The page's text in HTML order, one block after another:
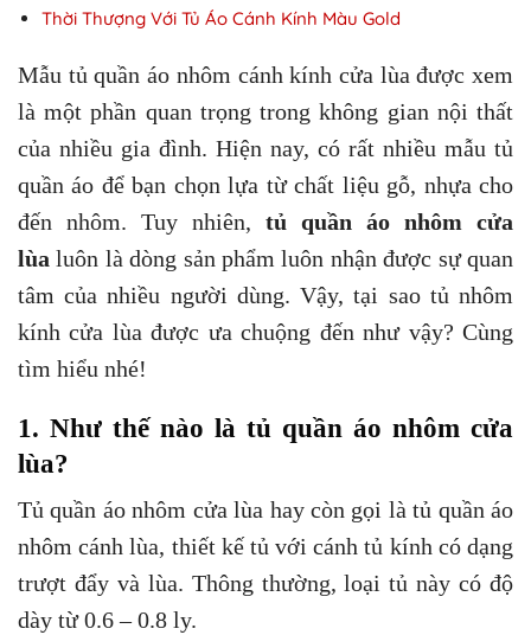
Thời Thượng Với Tủ Áo Cánh Kính Màu Gold
Mẫu tủ quần áo nhôm cánh kính cửa lùa được xem
là một phần quan trọng trong không gian nội thất
của nhiều gia đình. Hiện nay, có rất nhiều mẫu tủ
quần áo để bạn chọn lựa từ chất liệu gỗ, nhựa cho
đến nhôm. Tuy nhiên, tủ quần áo nhôm cửa
lùa luôn là dòng sản phẩm luôn nhận được sự quan
tâm của nhiều người dùng. Vậy, tại sao tủ nhôm
kính cửa lùa được ưa chuộng đến như vậy? Cùng
tìm hiểu nhé!
1. Như thế nào là tủ quần áo nhôm cửa
lùa?
Tủ quần áo nhôm cửa lùa hay còn gọi là tủ quần áo
nhôm cánh lùa, thiết kế tủ với cánh tủ kính có dạng
trượt đẩy và lùa. Thông thường, loại tủ này có độ
dày từ 0.6 – 0.8 ly.